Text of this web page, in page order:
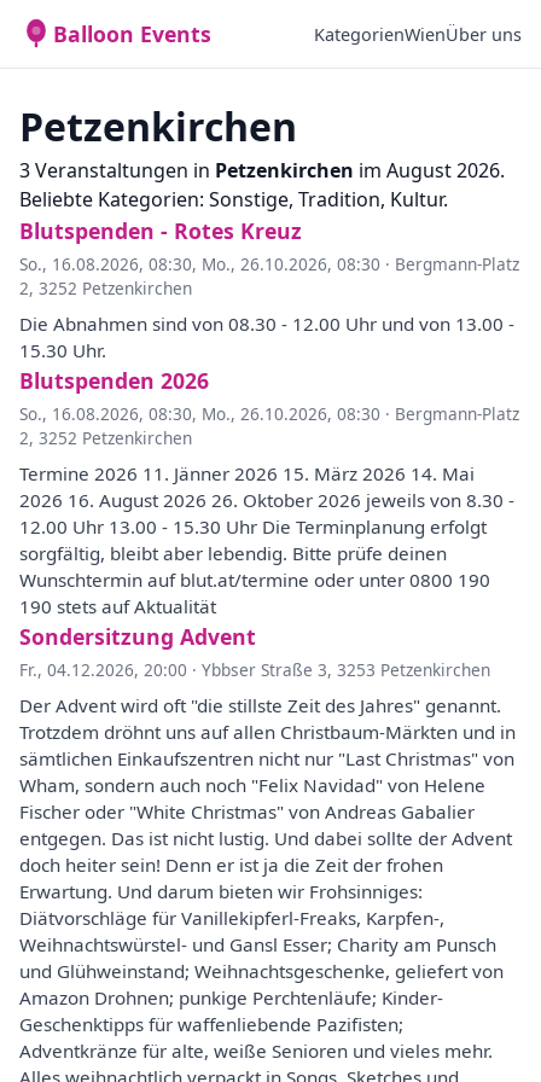
Balloon Events KategorienWienÜber uns
Petzenkirchen
3 Veranstaltungen in Petzenkirchen im August 2026.
Beliebte Kategorien: Sonstige, Tradition, Kultur.
Blutspenden - Rotes Kreuz
So., 16.08.2026, 08:30, Mo., 26.10.2026, 08:30 · Bergmann-Platz
2, 3252 Petzenkirchen
Die Abnahmen sind von 08.30 - 12.00 Uhr und von 13.00 -
15.30 Uhr.
Blutspenden 2026
So., 16.08.2026, 08:30, Mo., 26.10.2026, 08:30 · Bergmann-Platz
2, 3252 Petzenkirchen
Termine 2026 11. Jänner 2026 15. März 2026 14. Mai
2026 16. August 2026 26. Oktober 2026 jeweils von 8.30 -
12.00 Uhr 13.00 - 15.30 Uhr Die Terminplanung erfolgt
sorgfältig, bleibt aber lebendig. Bitte prüfe deinen
Wunschtermin auf blut.at/termine oder unter 0800 190
190 stets auf Aktualität
Sondersitzung Advent
Fr., 04.12.2026, 20:00 · Ybbser Straße 3, 3253 Petzenkirchen
Der Advent wird oft "die stillste Zeit des Jahres" genannt.
Trotzdem dröhnt uns auf allen Christbaum-Märkten und in
sämtlichen Einkaufszentren nicht nur "Last Christmas" von
Wham, sondern auch noch "Felix Navidad" von Helene
Fischer oder "White Christmas" von Andreas Gabalier
entgegen. Das ist nicht lustig. Und dabei sollte der Advent
doch heiter sein! Denn er ist ja die Zeit der frohen
Erwartung. Und darum bieten wir Frohsinniges:
Diätvorschläge für Vanillekipferl-Freaks, Karpfen-,
Weihnachtswürstel- und Gansl Esser; Charity am Punsch
und Glühweinstand; Weihnachtsgeschenke, geliefert von
Amazon Drohnen; punkige Perchtenläufe; Kinder-
Geschenktipps für waffenliebende Pazifisten;
Adventkränze für alte, weiße Senioren und vieles mehr.
Alles weihnachtlich verpackt in Songs, Sketches und